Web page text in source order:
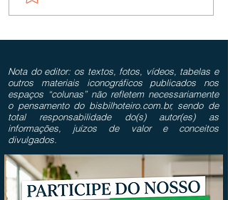
Nota do editor: os textos, fotos, vídeos, tabelas e
outros materiais iconográficos publicados nos
espaços “colunas” não refletem necessariamente
o pensamento do bisbilhoteiro.com.br, sendo de
total responsabilidade do(s) autor(es) as
informações, juízos de valor e conceitos
divulgados.